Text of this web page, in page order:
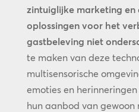
zintuiglijke marketing en
oplossingen voor het
gastbeleving niet
te maken van deze
multisensorische
emoties en
hun aanbod van